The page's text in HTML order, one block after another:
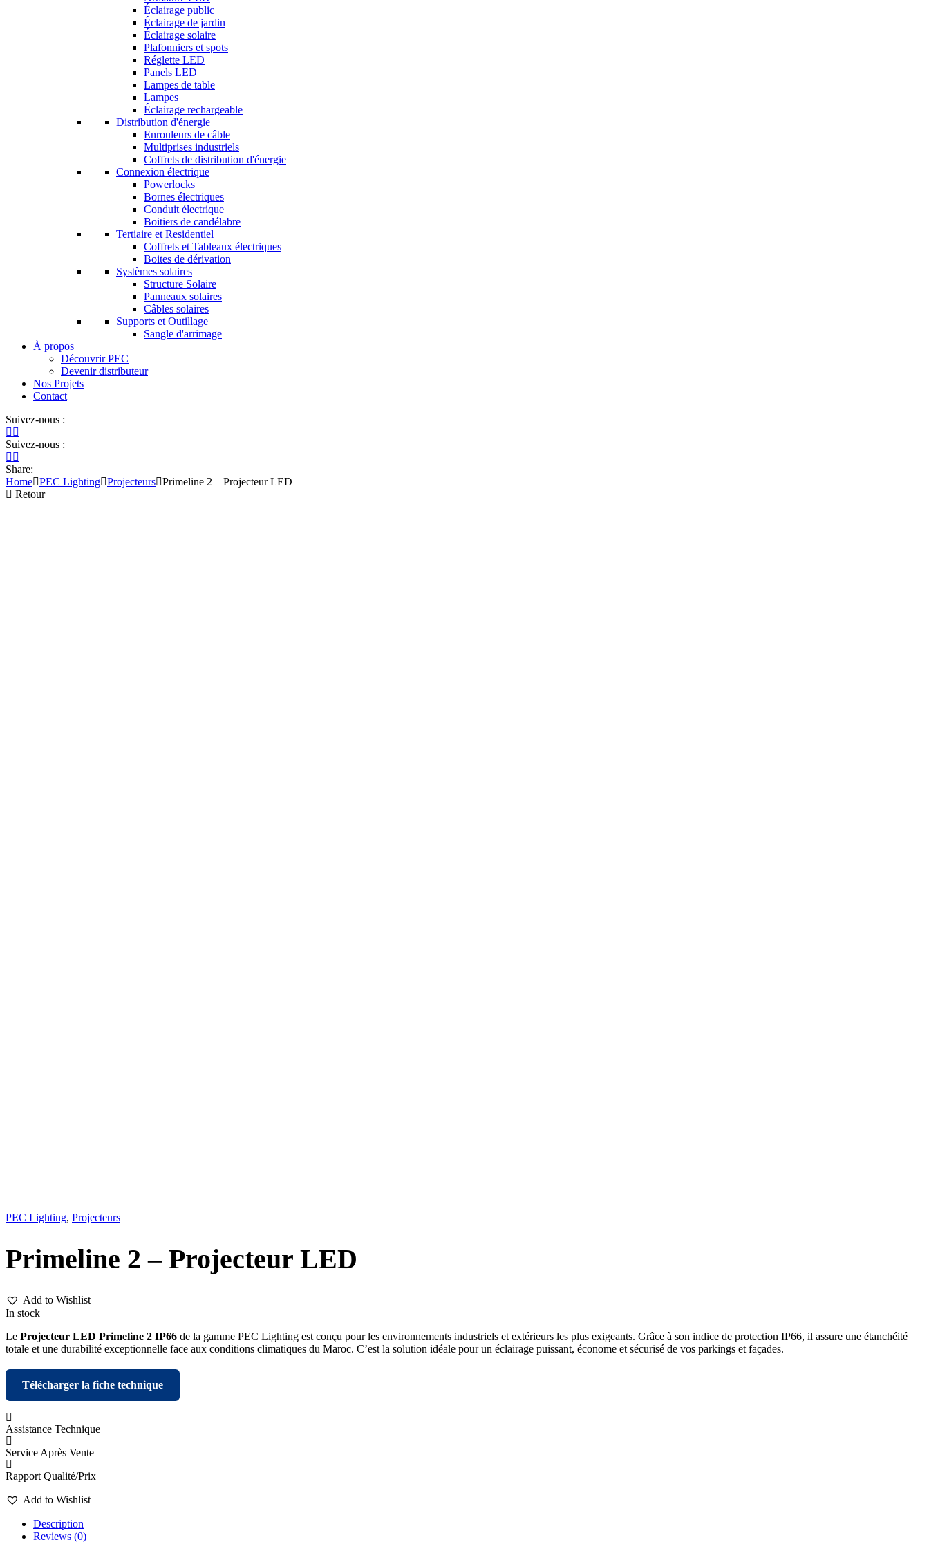
Éclairage public
Éclairage de jardin
Éclairage solaire
Plafonniers et spots
Réglette LED
Panels LED
Lampes de table
Lampes
Éclairage rechargeable
Distribution d'énergie
Enrouleurs de câble
Multiprises industriels
Coffrets de distribution d'énergie
Connexion électrique
Powerlocks
Bornes électriques
Conduit électrique
Boitiers de candélabre
Tertiaire et Residentiel
Coffrets et Tableaux électriques
Boites de dérivation
Systèmes solaires
Structure Solaire
Panneaux solaires
Câbles solaires
Supports et Outillage
Sangle d'arrimage
À propos
Découvrir PEC
Devenir distributeur
Nos Projets
Contact
Suivez-nous :
Suivez-nous :
Share:
Home PEC Lighting Projecteurs Primeline 2 – Projecteur LED
Retour
PEC Lighting, Projecteurs
Primeline 2 – Projecteur LED
Add to Wishlist
In stock
Le Projecteur LED Primeline 2 IP66 de la gamme PEC Lighting est conçu pour les environnements industriels et extérieurs les plus exigeants. Grâce à son indice de protection IP66, il assure une étanchéité
totale et une durabilité exceptionnelle face aux conditions climatiques du Maroc. C’est la solution idéale pour un éclairage puissant, économe et sécurisé de vos parkings et façades.
Télécharger la fiche technique
Assistance Technique
Service Après Vente
Rapport Qualité/Prix
Add to Wishlist
Description
Reviews (0)